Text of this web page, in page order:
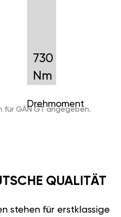
730
Nm
Drehmoment
für GÄN GT angegeben.
QUALITÄT
stehen für erstklassige